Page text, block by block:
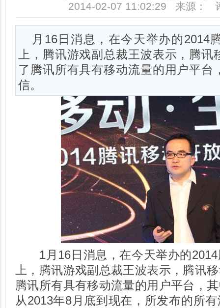
2014-02-07 11:02:29 来源：
月16日消息，在今天举办的2014
上，腾讯游戏副总裁王波表示，腾
了腾讯所有具有移动流量的用户平台
信。
1月16日消息，在今天举办的2014
上，腾讯游戏副总裁王波表示，腾讯
腾讯所有具有移动流量的用户平台，
从2013年8月底到现在，所发布的所